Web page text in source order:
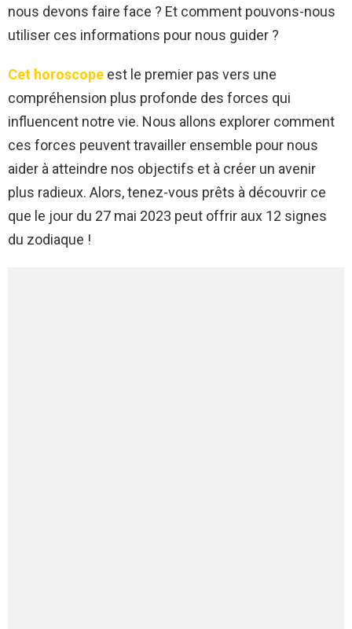
nous devons faire face ? Et comment pouvons-nous
utiliser ces informations pour nous guider ?
Cet horoscope est le premier pas vers une
compréhension plus profonde des forces qui
influencent notre vie. Nous allons explorer comment
ces forces peuvent travailler ensemble pour nous
aider à atteindre nos objectifs et à créer un avenir
plus radieux. Alors, tenez-vous prêts à découvrir ce
que le jour du 27 mai 2023 peut offrir aux 12 signes
du zodiaque !